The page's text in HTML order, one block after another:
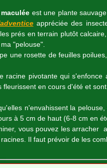
est une plante
appréciée des
prés en terrain plutôt
"pelouse".
une rosette de feuilles
racine pivotante qui
fleurissent en cours d'été et
n'envahissent la
à 5 cm de haut (6-8 cm en
vous pouvez les arracher
Il faut prévoir de les